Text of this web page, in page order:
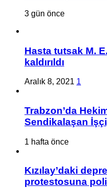
3 gün önce
Hasta tutsak M.
kaldırıldı
Aralık 8, 2021 1
Trabzon’da
Sendikalaşan
1 hafta önce
Kızılay’daki
protestosuna